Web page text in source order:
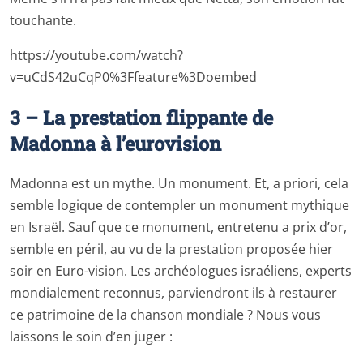
touchante.
https://youtube.com/watch?
v=uCdS42uCqP0%3Ffeature%3Doembed
3 – La prestation flippante de
Madonna à l’eurovision
Madonna est un mythe. Un monument. Et, a priori, cela
semble logique de contempler un monument mythique
en Israël. Sauf que ce monument, entretenu a prix d’or,
semble en péril, au vu de la prestation proposée hier
soir en Euro-vision. Les archéologues israéliens, experts
mondialement reconnus, parviendront ils à restaurer
ce patrimoine de la chanson mondiale ? Nous vous
laissons le soin d’en juger :